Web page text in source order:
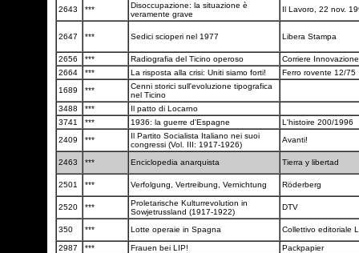
2643
***
Disoccupazione: la situazione è
veramente grave
Il Lavoro, 22 nov.
2647 *** Sedici scioperi nel 1977 Libera Stampa
2656 *** Radiografia del Ticino operoso
Corriere
2664
*** La risposta alla crisi: Uniti siamo forti!
Ferro rovente 12/75
1689
***
Cenni storici sull'evoluzione tipografica
nel Ticino
3488
***
Il patto di Locarno
3741
*** 1936: la guerre d'Espagne
L'histoire 200/1996
2409
***
Il Partito Socialista Italiano nei suoi
congressi (Vol. III: 1917-1926)
Avanti!
2463 *** Enciclopedia anarquista Tierra y libertad
2501 *** Verfolgung, Vertreibung, Vernichtung Röderberg
2520 ***
Proletarische Kulturrevolution in
Sowjetrussland (1917-1922)
DTV
350 *** Lotte operaie in Spagna Collettivo editoriale
2987 *** Frauen bei LIP!
Packpapier